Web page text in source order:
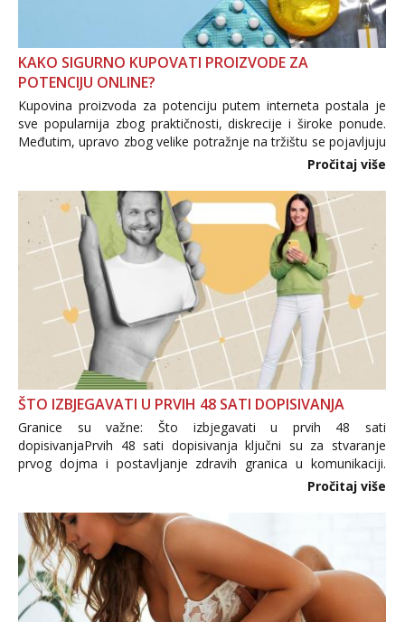
KAKO SIGURNO KUPOVATI PROIZVODE ZA
POTENCIJU ONLINE?
Kupovina proizvoda za potenciju putem interneta postala je
sve popularnija zbog praktičnosti, diskrecije i široke ponude.
Međutim, upravo zbog velike potražnje na tržištu se pojavljuju
i brojni krivotvoreni proizvodi, nepouzdane internetske
Pročitaj više
ŠTO IZBJEGAVATI U PRVIH 48 SATI DOPISIVANJA
Granice su važne: Što izbjegavati u prvih 48 sati
dopisivanjaPrvih 48 sati dopisivanja ključni su za stvaranje
prvog dojma i postavljanje zdravih granica u komunikaciji.
Važno je izbjeći prebrzo otkrivanje osobnih ili intimnih
informacija, jer nepoznata osoba još nije zaslužila to
povjerenje. Takođe...
Pročitaj više